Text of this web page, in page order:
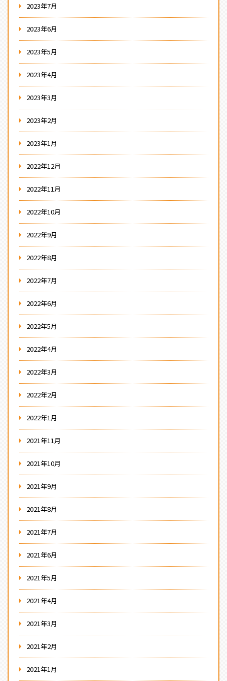
2023年7月
2023年6月
2023年5月
2023年4月
2023年3月
2023年2月
2023年1月
2022年12月
2022年11月
2022年10月
2022年9月
2022年8月
2022年7月
2022年6月
2022年5月
2022年4月
2022年3月
2022年2月
2022年1月
2021年11月
2021年10月
2021年9月
2021年8月
2021年7月
2021年6月
2021年5月
2021年4月
2021年3月
2021年2月
2021年1月